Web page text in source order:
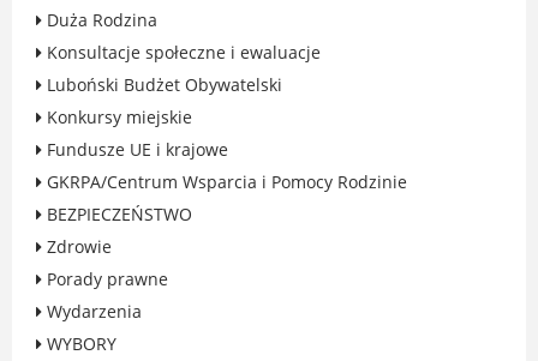
MIASTO LUBOŃ
Władze Miasta
O mieście
Luboński Szlak Architektury
Śladami historii Lubonia
Gry miejskie
Kultura
Duża Rodzina
Konsultacje społeczne i ewaluacje
Luboński Budżet Obywatelski
Konkursy miejskie
Fundusze UE i krajowe
GKRPA/Centrum Wsparcia i Pomocy Rodzinie
BEZPIECZEŃSTWO
Zdrowie
Porady prawne
Wydarzenia
WYBORY